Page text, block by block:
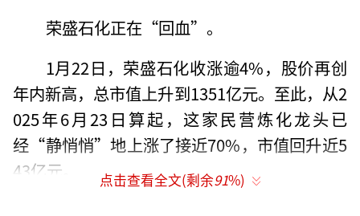
荣盛石化正在“回血”。
1月22日，荣盛石化收涨逾4%，股价再创
年内新高，总市值上升到1351亿元。至此，从2
025年6月23日算起，这家民营炼化龙头已
经“静悄悄”地上涨了接近70%，市值回升近5
43亿元。
点击查看全文(剩余91%)